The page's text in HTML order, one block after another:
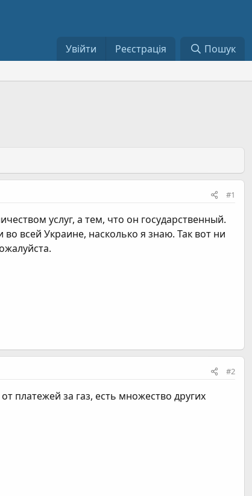
Увійти Реєстрація Пошук
#1
услуг, а тем, что он государственный.
всей Украине, насколько я знаю. Так вот ни
#2
платежей за газ, есть множество других